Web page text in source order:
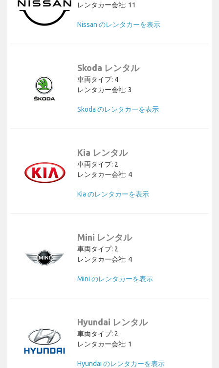
レンタカー会社: 11
Nissan のレンタカーを表示
Skoda レンタル
車両タイプ: 4
レンタカー会社: 3
Skoda のレンタカーを表示
Kia レンタル
車両タイプ: 2
レンタカー会社: 4
Kia のレンタカーを表示
Mini レンタル
車両タイプ: 2
レンタカー会社: 4
Mini のレンタカーを表示
Hyundai レンタル
車両タイプ: 2
レンタカー会社: 1
Hyundai のレンタカーを表示